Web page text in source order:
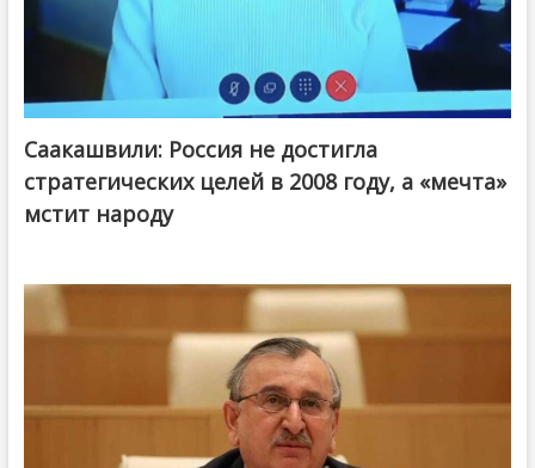
Саакашвили: Россия не достигла
стратегических целей в 2008 году, а «мечта»
мстит народу